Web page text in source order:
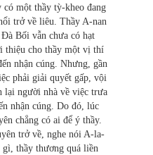
có một thầy tỳ-kheo đang
trở về liêu. Thầy A-nan
Bối vẫn chưa có hạt
thiệu cho thầy một vị thí
nhận cúng. Nhưng, gần
phải giải quyết gấp, vội
lại người nhà về việc trưa
nhận cúng. Do đó, lúc
chẳng có ai để ý thầy.
trở về, nghe nói A-la-
thầy thương quá liền